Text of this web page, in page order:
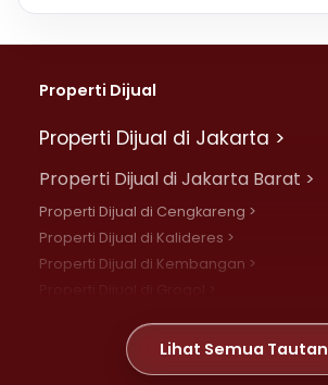
Properti Dijual
Properti Dijual di Jakarta >
Properti Dijual di Jakarta Barat >
Properti Dijual di Cengkareng >
Properti Dijual di Kalideres >
Properti Dijual di Kembangan >
Properti Dijual di Meruya >
Properti Dijual di Jelambar >
Lihat Semua Tautan